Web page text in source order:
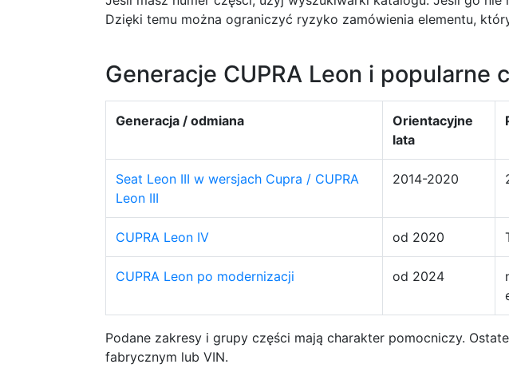
Dzięki temu można ograniczyć ryzyko zamówienia elementu,
Generacje CUPRA Leon i popularne
Generacja / odmiana
Orientacyjne
lata
Seat Leon III w wersjach Cupra / CUPRA
Leon III
2014-2020
CUPRA Leon IV od 2020
CUPRA Leon po modernizacji od 2024
Podane zakresy i grupy części mają charakter pomocniczy.
fabrycznym lub VIN.